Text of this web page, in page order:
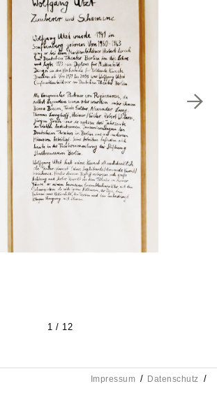
1 / 12
Impressum Datenschutz